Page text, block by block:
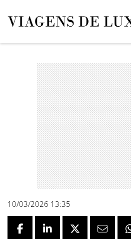
10/03/2026 13:35